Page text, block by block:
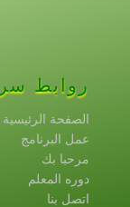
روابط
الصفحة الرئيسية
عمل البرنامج
مرحبا بك
دوره المعلم
اتصل بنا